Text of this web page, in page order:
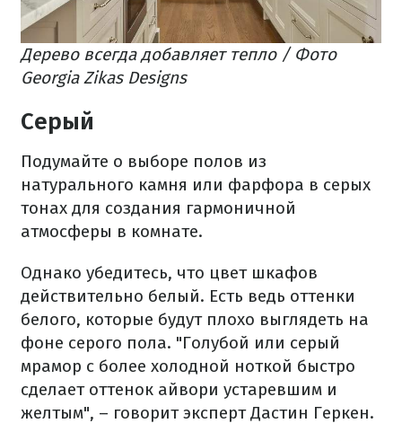
Дерево всегда добавляет тепло / Фото
Georgia Zikas Designs
Серый
Подумайте о выборе полов из
натурального камня или фарфора в серых
тонах для создания гармоничной
атмосферы в комнате.
Однако убедитесь, что цвет шкафов
действительно белый. Есть ведь оттенки
белого, которые будут плохо выглядеть на
фоне серого пола. "Голубой или серый
мрамор с более холодной ноткой быстро
сделает оттенок айвори устаревшим и
желтым", – говорит эксперт Дастин Геркен.